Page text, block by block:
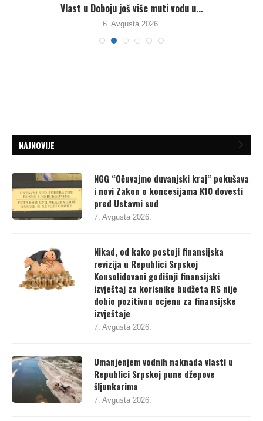
Vlast u Doboju još više muti vodu u...
6. Avgusta 2026.
NAJNOVIJE
NGG “Očuvajmo duvanjski kraj“ pokušava
i novi Zakon o koncesijama K10 dovesti
pred Ustavni sud
7. Avgusta 2026.
Nikad, od kako postoji finansijska
revizija u Republici Srpskoj
Konsolidovani godišnji finansijski
izvještaj za korisnike budžeta RS nije
dobio pozitivnu ocjenu za finansijske
izvještaje
7. Avgusta 2026.
Umanjenjem vodnih naknada vlasti u
Republici Srpskoj pune džepove
šljunkarima
7. Avgusta 2026.